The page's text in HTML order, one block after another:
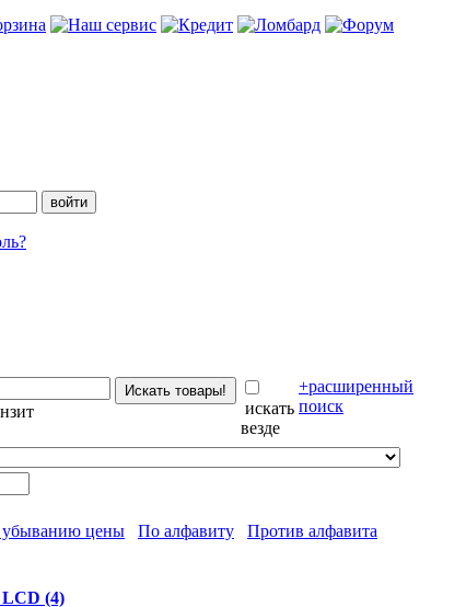
искать
везде
+расширенный
поиск
цены По алфавиту
Против алфавита
(4)